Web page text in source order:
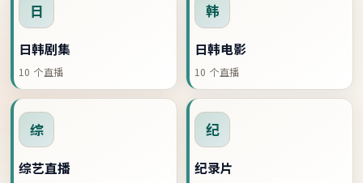
日
日韩剧集
10 个直播
韩
日韩电影
10 个直播
综
综艺直播
纪
纪录片